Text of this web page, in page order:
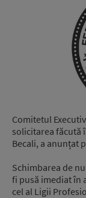
Comitetul
solicitarea făcută
Becali, a anunțat
Schimbarea de
fi pusă imediat în
cel al Ligii